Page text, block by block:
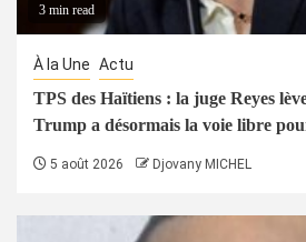
3 min read
À la Une Actu
TPS des Haïtiens : la juge Reyes
Trump a désormais la voie libre
5 août 2026 Djovany MICHEL